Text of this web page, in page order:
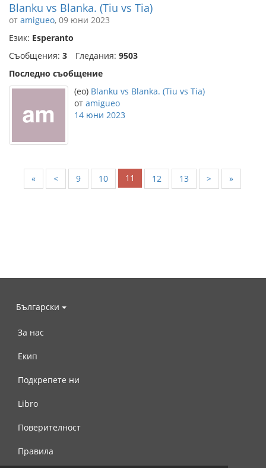
Blanku vs Blanka. (Tiu vs Tia)
от amigueo, 09 юни 2023
Език: Esperanto
Съобщения: 3 Гледания: 9503
Последно съобщение
(eo) Blanku vs Blanka. (Tiu vs Tia)
от amigueo
14 юни 2023
« < 9 10 11 12 13 > »
Български
За нас
Екип
Подкрепете ни
Libro
Поверителност
Правила